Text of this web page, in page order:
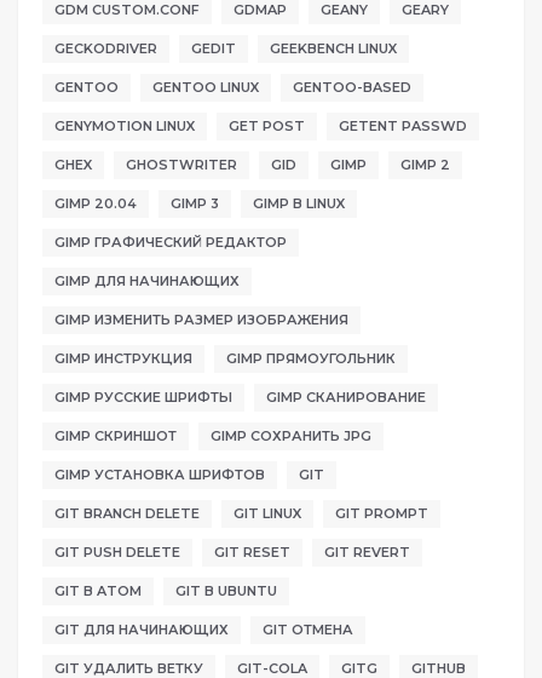
GDM CUSTOM.CONF GDMAP GEANY GEARY
GECKODRIVER GEDIT GEEKBENCH LINUX
GENTOO GENTOO LINUX GENTOO-BASED
GENYMOTION LINUX GET POST GETENT PASSWD
GHEX GHOSTWRITER GID GIMP GIMP 2
GIMP 20.04 GIMP 3 GIMP В LINUX
GIMP ГРАФИЧЕСКИЙ РЕДАКТОР
GIMP ДЛЯ НАЧИНАЮЩИХ
GIMP ИЗМЕНИТЬ РАЗМЕР ИЗОБРАЖЕНИЯ
GIMP ИНСТРУКЦИЯ GIMP ПРЯМОУГОЛЬНИК
GIMP РУССКИЕ ШРИФТЫ GIMP СКАНИРОВАНИЕ
GIMP СКРИНШОТ GIMP СОХРАНИТЬ JPG
GIMP УСТАНОВКА ШРИФТОВ GIT
GIT BRANCH DELETE GIT LINUX GIT PROMPT
GIT PUSH DELETE GIT RESET GIT REVERT
GIT В ATOM GIT В UBUNTU
GIT ДЛЯ НАЧИНАЮЩИХ GIT ОТМЕНА
GIT УДАЛИТЬ ВЕТКУ GIT-COLA GITG GITHUB